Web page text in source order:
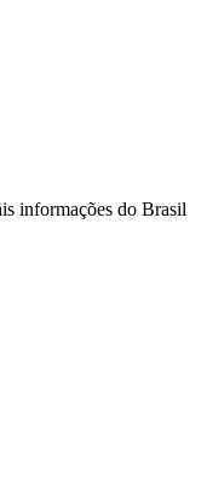
informações do Brasil